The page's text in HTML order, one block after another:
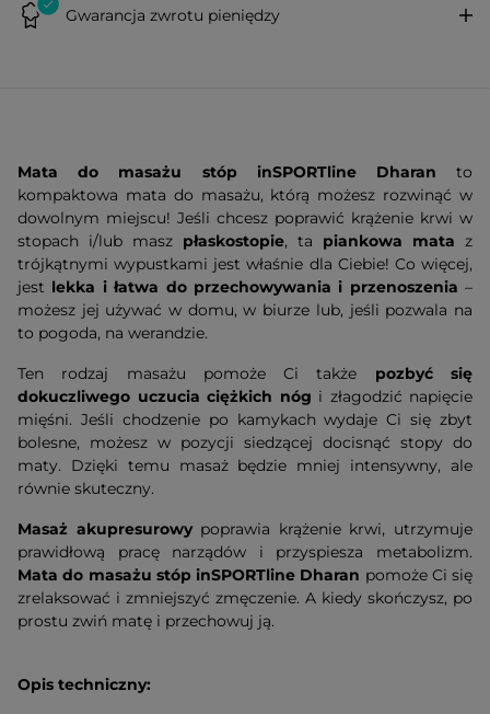
Gwarancja zwrotu pieniędzy
Mata do masażu stóp inSPORTline Dharan to
kompaktowa mata do masażu, którą możesz rozwinąć w
dowolnym miejscu! Jeśli chcesz poprawić krążenie krwi w
stopach i/lub masz płaskostopie, ta piankowa mata z
trójkątnymi wypustkami jest właśnie dla Ciebie! Co więcej,
jest lekka i łatwa do przechowywania i przenoszenia –
możesz jej używać w domu, w biurze lub, jeśli pozwala na
to pogoda, na werandzie.
Ten rodzaj masażu pomoże Ci także pozbyć się
dokuczliwego uczucia ciężkich nóg i złagodzić napięcie
mięśni. Jeśli chodzenie po kamykach wydaje Ci się zbyt
bolesne, możesz w pozycji siedzącej docisnąć stopy do
maty. Dzięki temu masaż będzie mniej intensywny, ale
równie skuteczny.
Masaż akupresurowypoprawia krążenie krwi, utrzymuje
prawidłową pracę narządów i przyspiesza metabolizm.
Mata do masażu stóp inSPORTline Dharan pomoże Ci się
zrelaksować i zmniejszyć zmęczenie. A kiedy skończysz, po
prostu zwiń matę i przechowuj ją.
Opis techniczny: